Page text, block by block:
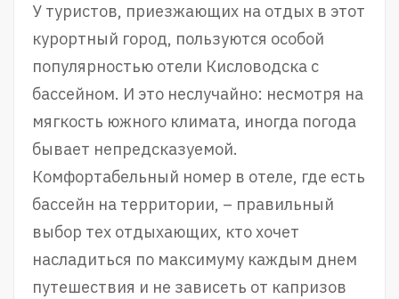
У туристов, приезжающих на отдых в этот
курортный город, пользуются особой
популярностью отели Кисловодска с
бассейном. И это неслучайно: несмотря на
мягкость южного климата, иногда погода
бывает непредсказуемой.
Комфортабельный номер в отеле, где есть
бассейн на территории, – правильный
выбор тех отдыхающих, кто хочет
насладиться по максимуму каждым днем
путешествия и не зависеть от капризов